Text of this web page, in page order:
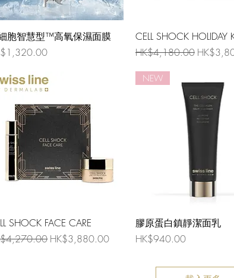
胞智慧型™高氧保濕面膜
CELL SHOCK HOLIDAY
一般價格
HK$4,180.00 促銷價格
SHOCK FACE CARE
價格
促銷價格
HK$3,880.00
NEW
膠原蛋白鎮靜潔面乳
價格
HK$940.00